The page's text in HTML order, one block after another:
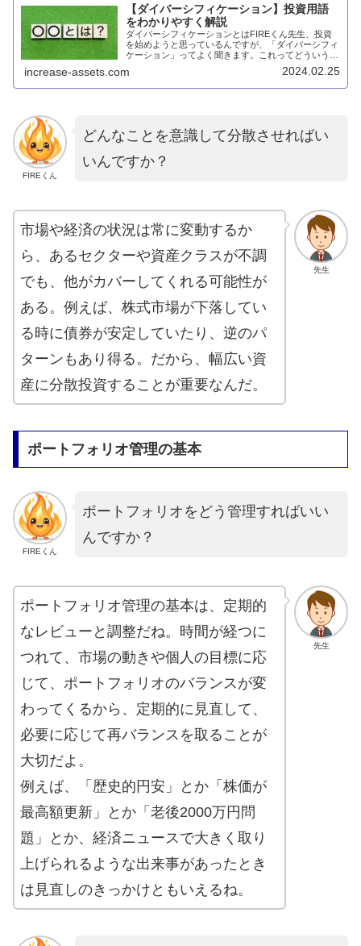
【ダイバーシフィケーション】投資用語
をわかりやすく解説
ダイバーシフィケーションとはFIREくん先生、投資
を始めようと思っているんですが、「ダイバーシフィ
ケーション」ってよく聞きます。これってどういう意
味ですか？先生いい質問だね。ダイバーシフィケーシ
ョンとは、投資リスクを分散させる戦略のことを指...
increase-assets.com 2024.02.25
FIREくん
どんなことを意識して分散させればい
いんですか？
先生
市場や経済の状況は常に変動するか
ら、あるセクターや資産クラスが不調
でも、他がカバーしてくれる可能性が
ある。例えば、株式市場が下落してい
る時に債券が安定していたり、逆のパ
ターンもあり得る。だから、幅広い資
産に分散投資することが重要なんだ。
ポートフォリオ管理の基本
FIREくん
ポートフォリオをどう管理すればいい
んですか？
先生
ポートフォリオ管理の基本は、定期的
なレビューと調整だね。時間が経つに
つれて、市場の動きや個人の目標に応
じて、ポートフォリオのバランスが変
わってくるから、定期的に見直して、
必要に応じて再バランスを取ることが
大切だよ。
例えば、「歴史的円安」とか「株価が
最高額更新」とか「老後2000万円問
題」とか、経済ニュースで大きく取り
上げられるような出来事があったとき
は見直しのきっかけともいえるね。